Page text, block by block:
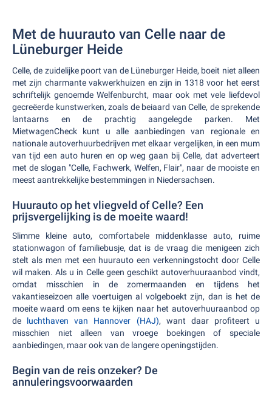
Met de huurauto van Celle naar de
Lüneburger Heide
Celle, de zuidelijke poort van de Lüneburger Heide, boeit niet alleen
met zijn charmante vakwerkhuizen en zijn in 1318 voor het eerst
schriftelijk genoemde Welfenburcht, maar ook met vele liefdevol
gecreëerde kunstwerken, zoals de beiaard van Celle, de sprekende
lantaarns en de prachtig aangelegde parken. Met
MietwagenCheck kunt u alle aanbiedingen van regionale en
nationale autoverhuurbedrijven met elkaar vergelijken, in een mum
van tijd een auto huren en op weg gaan bij Celle, dat adverteert
met de slogan "Celle, Fachwerk, Welfen, Flair", naar de mooiste en
meest aantrekkelijke bestemmingen in Niedersachsen.
Huurauto op het vliegveld of Celle? Een
prijsvergelijking is de moeite waard!
Slimme kleine auto, comfortabele middenklasse auto, ruime
stationwagon of familiebusje, dat is de vraag die menigeen zich
stelt als men met een huurauto een verkenningstocht door Celle
wil maken. Als u in Celle geen geschikt autoverhuuraanbod vindt,
omdat misschien in de zomermaanden en tijdens het
vakantieseizoen alle voertuigen al volgeboekt zijn, dan is het de
moeite waard om eens te kijken naar het autoverhuuraanbod op
de luchthaven van Hannover (HAJ), want daar profiteert u
misschien niet alleen van vroege boekingen of speciale
aanbiedingen, maar ook van de langere openingstijden.
Begin van de reis onzeker? De
annuleringsvoorwaarden